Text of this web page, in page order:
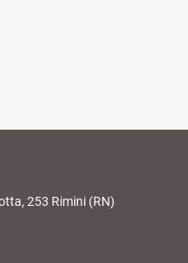
253 Rimini (RN)